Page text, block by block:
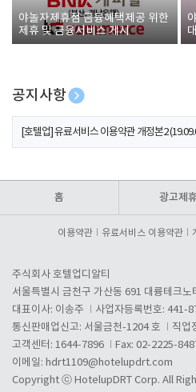
야놀자제휴점 금융혜택제공 위한
제휴 및 금융서비스 게시
공지사항
[호텔업] 개인정보 처리방침 개정본1 (19.09.02)
[호텔업] 유료서비스 이용약관 개정본2
홈 광고제휴
이용약관 유료서비스 이용약관
주식회사 호텔업디알티
서울특별시 금천구 가산동 691 대륭테크
대표이사: 이송주
사업자등록번호: 441-
통신판매업신고: 서울금천-1204 호
직업
고객센터: 1644-7896
Fax: 02-2225-
이메일: hdrt1109@hotelupdrt.com
Copyright ⓒ HotelupDRT Corp. All